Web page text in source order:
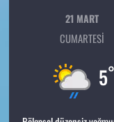
21 MART
CUMARTESI
5°